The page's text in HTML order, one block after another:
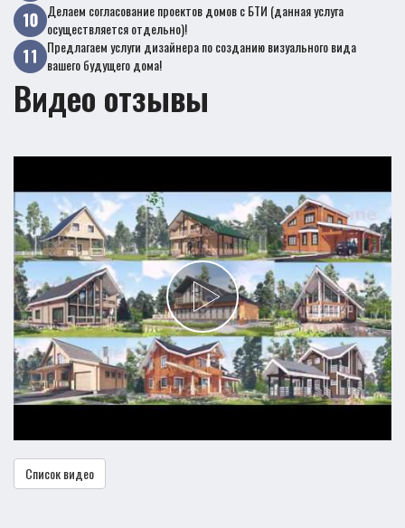
Делаем согласование проектов домов с БТИ (данная услуга
осуществляется отдельно)!
Предлагаем услуги дизайнера по созданию визуального вида
вашего будущего дома!
Видео отзывы
Список видео